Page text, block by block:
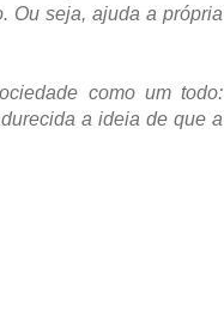
Ou seja, ajuda a própria
como um todo:
a ideia de que a